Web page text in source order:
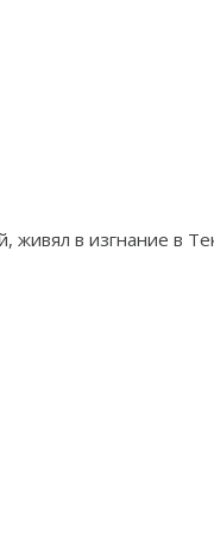
живял в изгнание в